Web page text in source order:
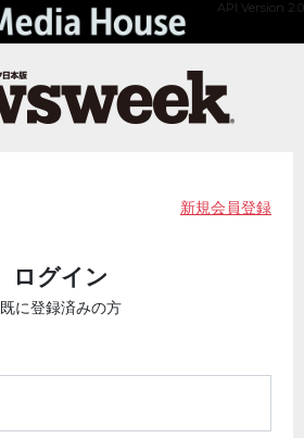
API Version 2.0
新規会員登録
ログイン
既に登録済みの方